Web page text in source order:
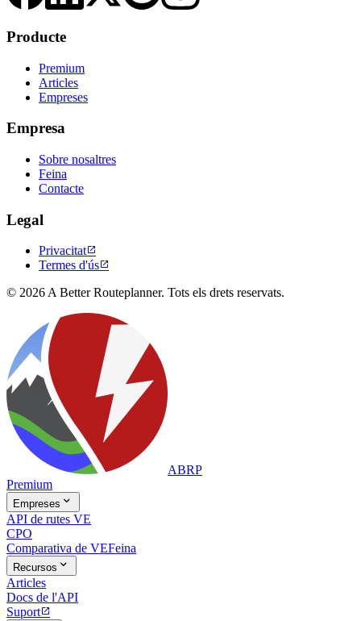
Producte
Premium
Articles
Empreses
Empresa
Sobre nosaltres
Feina
Contacte
Legal
Privacitat
Termes d'ús
© 2026 A Better Routeplanner. Tots els drets reservats.
ABRP
Premium
Empreses 
API de rutes VE
CPO
Comparativa de VEFeina
Recursos 
Articles
Docs de l'API
Suport